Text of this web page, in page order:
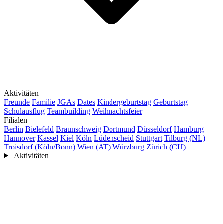
Aktivitäten
Freunde Familie JGAs Dates Kindergeburtstag Geburtstag
Schulausflug Teambuilding Weihnachtsfeier
Filialen
Berlin Bielefeld Braunschweig Dortmund Düsseldorf Hamburg
Hannover Kassel Kiel Köln Lüdenscheid Stuttgart Tilburg (NL)
Troisdorf (Köln/Bonn) Wien (AT) Würzburg Zürich (CH)
Aktivitäten